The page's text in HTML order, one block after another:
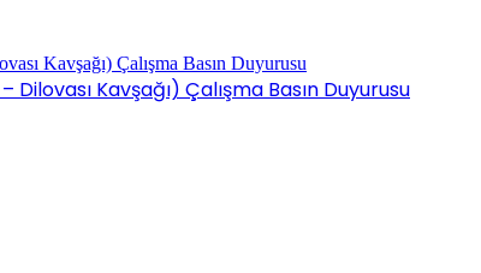
Kavşağı) Çalışma Basın Duyurusu